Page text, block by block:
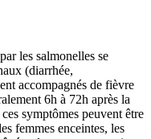
les salmonelles se
(diarrhée,
accompagnés de fièvre
6h à 72h après la
symptômes peuvent être
femmes enceintes, les